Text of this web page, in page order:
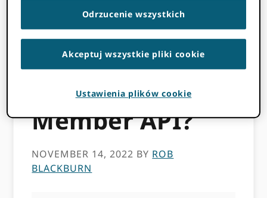
klienta
testowego w
Sandbox
Member API?
NOVEMBER 14, 2022 BY ROB
BLACKBURN
Odrzucenie wszystkich
Akceptuj wszystkie pliki cookie
Ustawienia plików cookie